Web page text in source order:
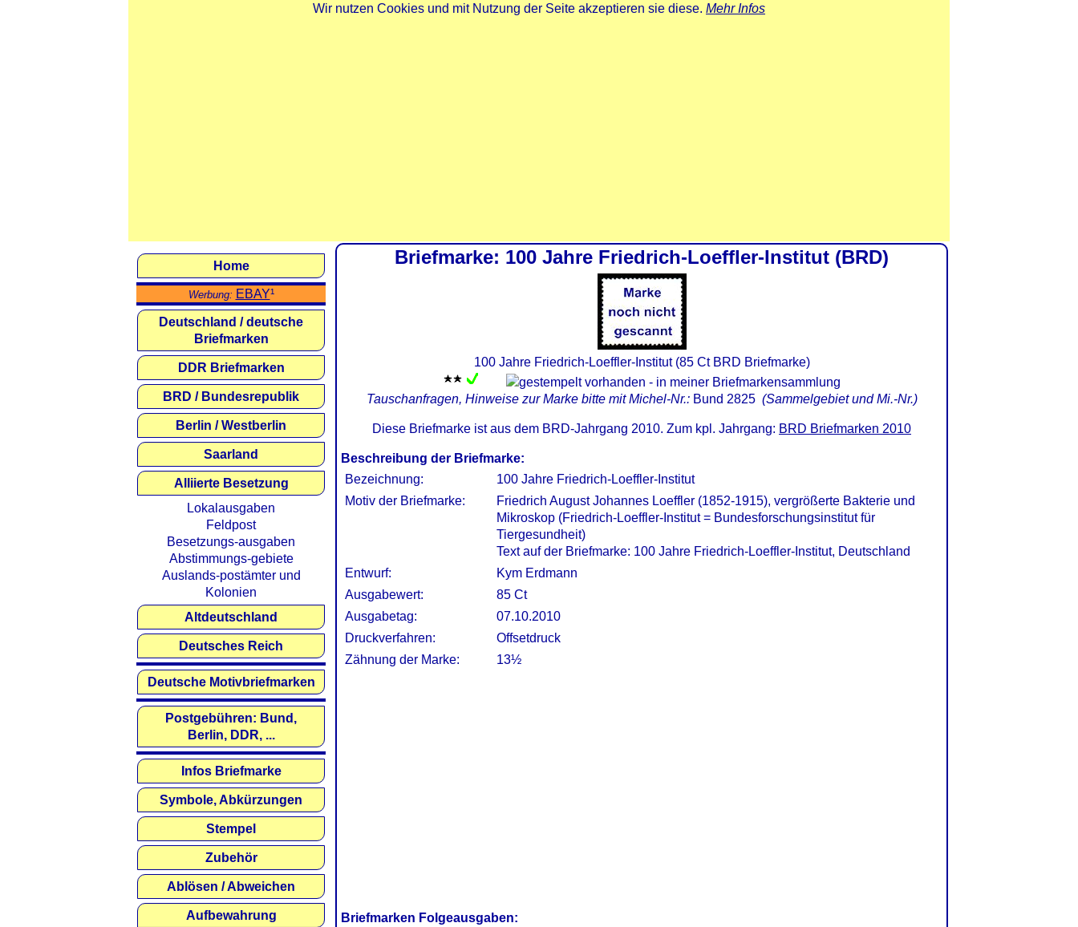
Wir nutzen Cookies und mit Nutzung der Seite akzeptieren sie diese. Mehr Infos
Briefmarke: 100 Jahre Friedrich-Loeffler-Institut (BRD)
100 Jahre Friedrich-Loeffler-Institut (85 Ct BRD Briefmarke)
Tauschanfragen, Hinweise zur Marke bitte mit Michel-Nr.: Bund 2825(Sammelgebiet und Mi.-Nr.)
Diese Briefmarke ist aus dem BRD-Jahrgang 2010. Zum kpl. Jahrgang: BRD Briefmarken 2010
Beschreibung der Briefmarke:
Bezeichnung:
100 Jahre Friedrich-Loeffler-Institut
Motiv der Briefmarke:
Friedrich August Johannes Loeffler (1852-1915), vergrößerte Bakterie und
Mikroskop (Friedrich-Loeffler-Institut = Bundesforschungsinstitut für
Tiergesundheit)
Text auf der Briefmarke: 100 Jahre Friedrich-Loeffler-Institut, Deutschland
Entwurf:
Kym Erdmann
Ausgabewert:
85 Ct
Ausgabetag:
07.10.2010
Druckverfahren:
Offsetdruck
Zähnung der Marke:
13½
Briefmarken Folgeausgaben:
Home
Werbung: EBAY¹
Deutschland / deutsche
Briefmarken
DDR Briefmarken
BRD / Bundesrepublik
Berlin / Westberlin
Saarland
Alliierte Besetzung
Lokalausgaben
Feldpost
Besetzungs-ausgaben
Abstimmungs-gebiete
Auslands-postämter und
Kolonien
Altdeutschland
Deutsches Reich
Deutsche Motivbriefmarken
Postgebühren: Bund,
Berlin, DDR, ...
Infos Briefmarke
Symbole, Abkürzungen
Stempel
Zubehör
Ablösen / Abweichen
Aufbewahrung